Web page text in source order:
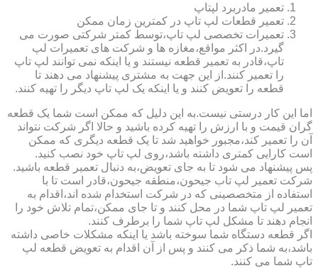
تعمیر مادربرد لپتاپ
تعمیر قطعات لپ تاپ در کمترین زمان ممکن
تعمیرات تخصصی لپ تاپ،توسط کمتر شرکتی صورت می
گیرد.در اکثر مواقع،مغازه ها و شرکت های تعمیرات لپ
تاپ،قادر به تعمیر قطعه نیستند و یا اینکه نمی توانند لپ تاپ
را تعمیر کنند.از این جهت به مشتری پیشنهاد می دهند تا
قطعه را تعویض کنند و یا اینکه یک لپ تاپ دیگر را تهیه کنند.
اما این کار درستی نیست.به این دلیل که ممکن است شما یک قطعه
گران قیمت و با ارزش را تهیه کرده باشید و حالا اگر شرکت نتواند
آن را تعمیر کند،مجبور خواهید شد تا یک قطعه دیگری که ممکن
است کارایی کمتری داشته باشد،روی لپ تاپ خود نصب کنید.
پس پیشنهاد می شود تا به جای تعویض،به دنبال تعمیر قطعه باشید.
شرکت تعمیر لپ تاب جیحون،منطقه جیحون،قادر است تا با
استفاده از متخصصینی که در شرکت استخدام شده اند،اقدام به
تعمیر لپ تاپ شما در محل کنند و تا جای ممکن،تمام تلاش خود را
انجام دهند تا مشکل لپ تاپ شما را برطرف کنند.
اگر قطعه دستگاه شما سوخته باشد یا اینکه مشکلات خاصی داشته
باشد،به شما ذکر می کنند و پس از آن اقدام به تعویض قطعه لپ
تاپ شما می کنند.